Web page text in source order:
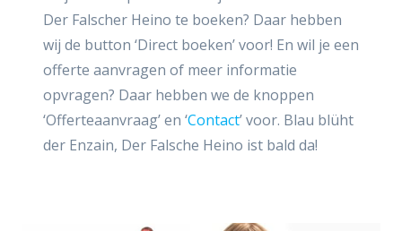
Der Falscher Heino te boeken? Daar hebben
wij de button ‘Direct boeken’ voor! En wil je een
offerte aanvragen of meer informatie
opvragen? Daar hebben we de knoppen
‘Offerteaanvraag’ en ‘Contact’ voor. Blau blüht
der Enzain, Der Falsche Heino ist bald da!